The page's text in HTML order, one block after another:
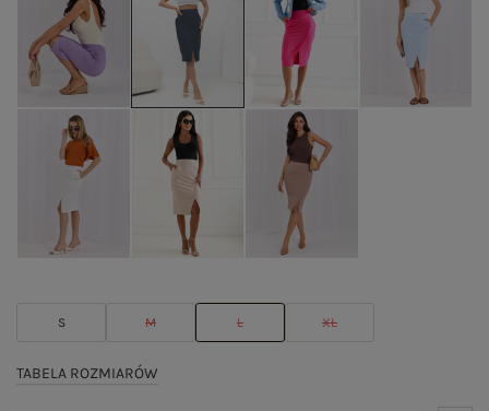
S M L XL
TABELA ROZMIARÓW